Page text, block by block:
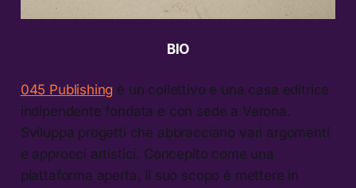
BIO
045 Publishing è un collettivo e una casa editrice
indipendente fondata e con sede a Verona.
Sviluppa progetti che abbracciano vari argomenti
e approcci artistici. Concepito come una
piattaforma aperta, il suo scopo è mettere in